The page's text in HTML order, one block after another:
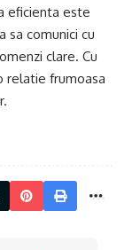
eficienta este
sa comunici cu
clare. Cu
relatie frumoasa